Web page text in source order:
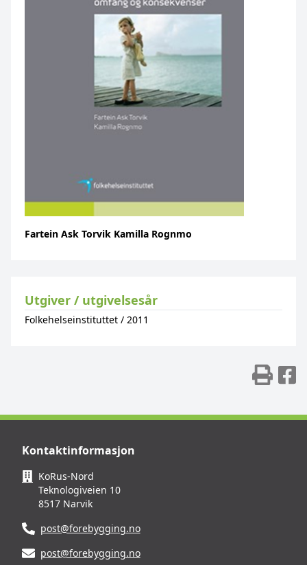
Fartein Ask Torvik Kamilla Rognmo
Utgiver / utgivelsesår
Folkehelseinstituttet / 2011
Kontaktinformasjon
KoRus-Nord
Teknologiveien 10
8517 Narvik
post@forebygging.no
post@forebygging.no